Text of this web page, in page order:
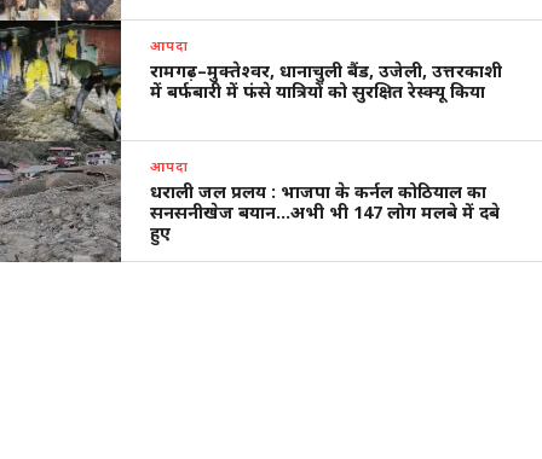
आपदा
रामगढ़–मुक्तेश्वर, धानाचुली बैंड, उजेली, उत्तरकाशी
में बर्फबारी में फंसे यात्रियों को सुरक्षित रेस्क्यू किया
आपदा
धराली जल प्रलय : भाजपा के कर्नल कोठियाल का
सनसनीखेज बयान…अभी भी 147 लोग मलबे में दबे
हुए